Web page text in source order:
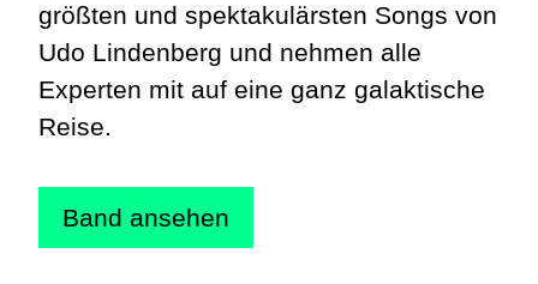
größten und spektakulärsten Songs von
Udo Lindenberg und nehmen alle
Experten mit auf eine ganz galaktische
Reise.
Band ansehen